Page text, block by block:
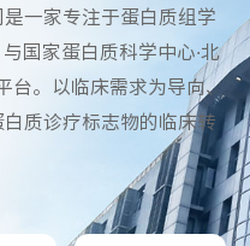
一家专注于蛋白质组学
国家蛋白质科学中心·北
台。以临床需求为导向、
质诊疗标志物的临床转